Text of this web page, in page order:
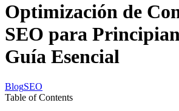
Optimización de
SEO para
Guía Esencial
BlogSEO
Table of Contents